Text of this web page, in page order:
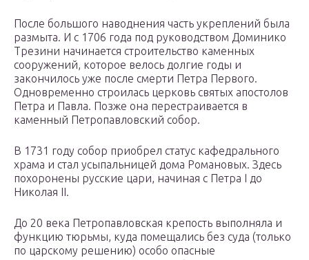
После большого наводнения часть укреплений была
размыта. И с 1706 года под руководством Доминико
Трезини начинается строительство каменных
сооружений, которое велось долгие годы и
закончилось уже после смерти Петра Первого.
Одновременно строилась церковь святых апостолов
Петра и Павла. Позже она перестраивается в
каменный Петропавловский собор.
В 1731 году собор приобрел статус кафедрального
храма и стал усыпальницей дома Романовых. Здесь
похоронены русские цари, начиная с Петра I до
Николая II.
До 20 века Петропавловская крепость выполняла и
функцию тюрьмы, куда помещались без суда (только
по царскому решению) особо опасные